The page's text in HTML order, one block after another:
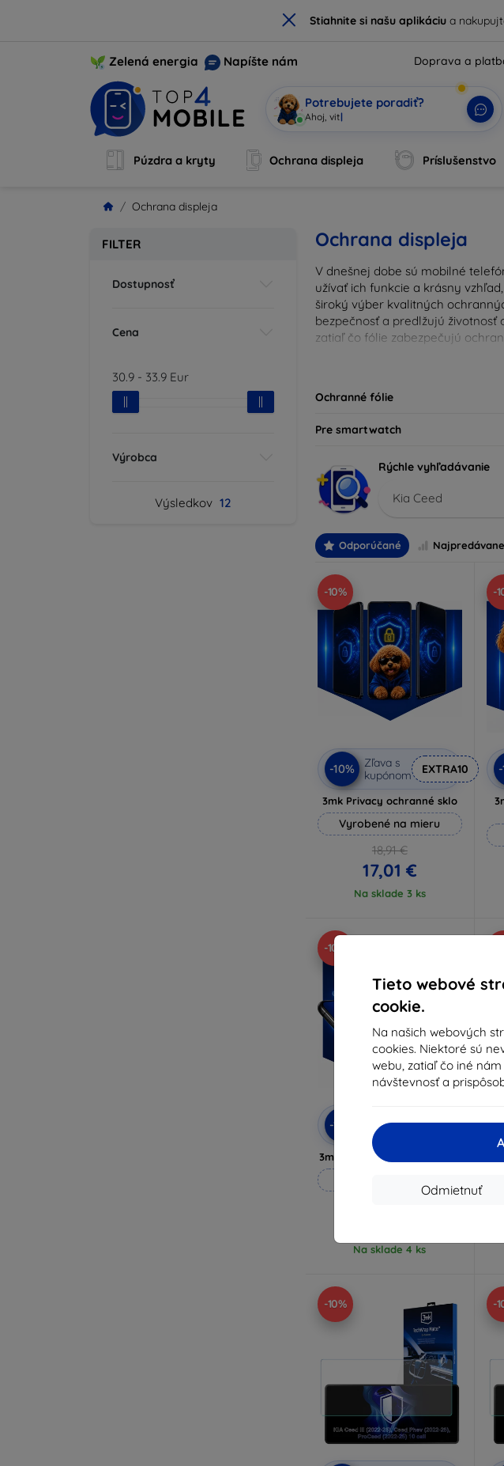
× Stiahnite si našu aplikáciua
Tieto webové
cookie.
Na našich webových
cookies. Niektoré sú
webu, zatiaľ čo iné
návštevnosť a
Odmietnuť
Zelená energia Napíšte nám Doprava a
Potrebujete poradiť?
Som Mobi
Púzdra a kryty Ochrana displeja Príslušenstvo
Ochrana displeja
FILTER
Dostupnosť
Cena
30.9 - 33.9 Eur
Výrobca
Výsledkov 12
Ochrana displeja
V dnešnej dobe sú mobilné
užívať ich funkcie a krásny
široký výber kvalitných
bezpečnosť a predlžujú
zatiaľ čo fólie zabezpečujú
produkty kompatibilné s
Ochranné fólie
Pre smartwatch
Rýchle vyhľadávanie
Kia Ceed
Odporúčané
-10%
-10%
Zľava s
kupónom
EXTRA10
3mk Privacy ochranné sklo
Vyrobené na mieru
18,91 €
17,01 €
Na sklade 3 ks
-
-10%
-10%
kupónom
EXTRA10
3mk Hammer ochranné sklo
Na sklade 4 ks
-10% -